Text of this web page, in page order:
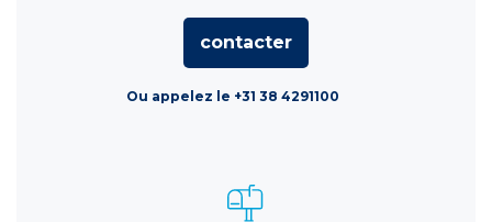
contacter
Ou appelez le +31 38 4291100